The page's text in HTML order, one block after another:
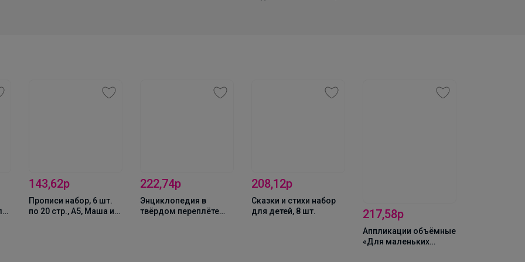
143,62р
Прописи набор, 6 шт.
по 20 стр., А5, Маша и
222,74р
Энциклопедия в
твёрдом переплёте
208,12р
Сказки и стихи набор
для детей, 8 шт.
217,58р
Аппликации объёмные
«Для маленьких
Мешки для обуви, которые выдержат весь
учебный год — суперпрочные, удобные и уже в